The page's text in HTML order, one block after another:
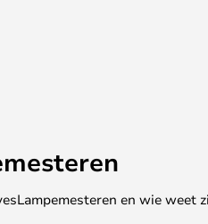
en wie weet